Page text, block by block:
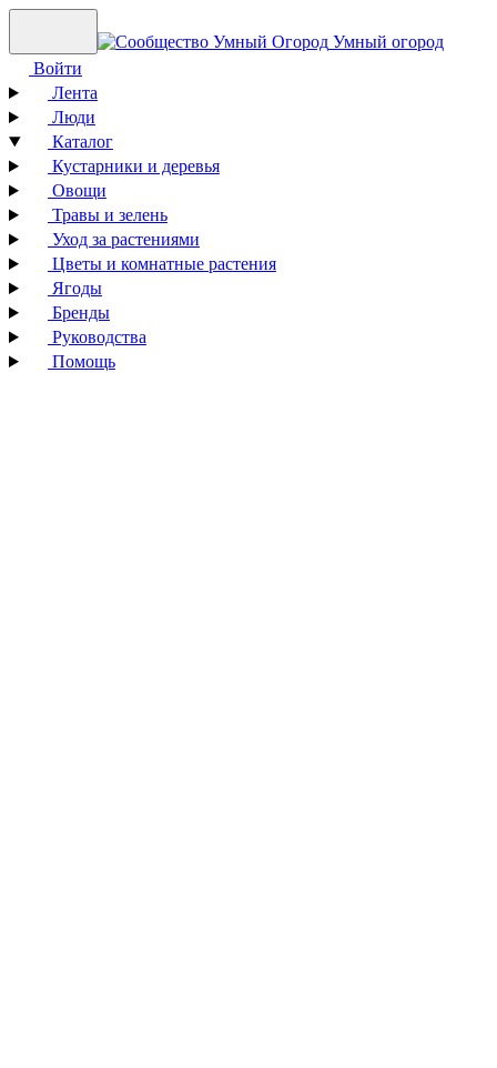
Умный огород
Войти
Лента
Люди
Каталог
Кустарники и деревья
Овощи
Травы и зелень
Уход за растениями
Цветы и комнатные растения
Ягоды
Бренды
Руководства
Помощь